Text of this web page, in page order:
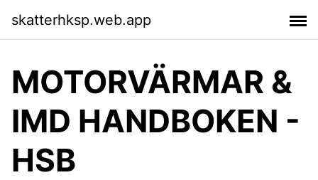
skatterhksp.web.app
MOTORVÄRMAR &
IMD HANDBOKEN -
HSB